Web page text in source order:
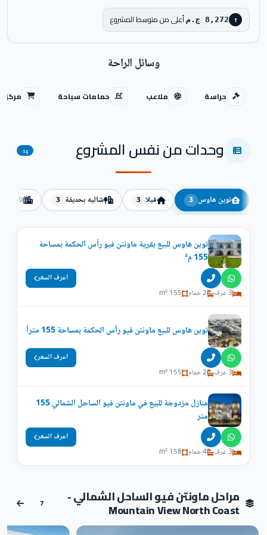
↑ 8,272 ج.م أعلى من متوسط المشروع
وسائل الراحة
حراسة ملاعب حمامات سباحة مركز
وحدات من نفس المشروع 14
توين هاوس 3 فيلا 3 شاليه بحديقة 3 تاون
توين هاوس للبيع بقرية ماونتن فيو رأس الحكمة بمساحة
155 م²
3 غرف 2 حمام 155 m²
اعرف السعر
توين هاوس للبيع ماونتن فيو رأس الحكمة بمساحة 155 متراً
3 غرف 2 حمام 155 m²
اعرف السعر
منازل مزدوجة للبيع في ماونتن فيو الساحل الشمالي 155
متر
3 غرف 4 حمام 158 m²
اعرف السعر
مراحل ماونتن فيو الساحل الشمالي -
Mountain View North Coast
7